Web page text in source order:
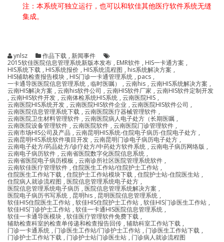
注：本系统可独立运行，也可以和软佳其他医疗软件系统无缝
集成。
ynlsz 作品下载 , 新闻事件
2015软佳医院信息管理系统新版本发布 , EMR软件 , HIS一卡通方案 ,
HIS系统下载 , HIS系统报价 , HIS系统流程图 , his系统解决方案 ,
HIS辅助检查报告模块 , HIS门诊一卡通管理系统 , pacs ,
一卡通导医医院信息管理系统 , 临时医嘱） , 云南his , 云南HIS系统解决方案 ,
云南HIS解决方案 , 云南his软件公司 , 云南HIS软件厂家 , 云南HIS软件定制开发
, 云南HIS软件开发 , 云南体检系统HIS系统 , 云南医院HIS ,
云南医院HIS系统开发 , 云南医院HIS软件企业 , 云南医院HIS软件公司 ,
云南医院信息管理系统下载 , 云南医院医疗器械管理软件 ,
云南医院卫生材料管理软件 , 云南医院病人电子处方（长期医嘱 ,
云南医院设备管理软件 , 云南医院软件 , 云南医院门诊管理软件 ,
云南市场HIS公司及产品 , 云南昆明HIS系统-住院电子病历-住院电子处方 ,
云南昆明HIS系统软件项目开发 , 云南昆明门诊电子病历电子处方 ,
云南电子处方/药品处方/诊疗处方/中药处方软件系统 , 云南电子病历网络版 ,
云南电子病历软件 , 云南省医院数字化医院信息系统 ,
云南省医院电子病历模板 , 云南诊所社区医院管理系统软件 ,
云南软佳医疗管理软件 , 住院医生工作站/住院护士工作站 ,
住院医生工作站下载 , 住院护士工作站模块下载 , 住院护士站-住院医生站 ,
住院病人就诊流程图 , 医院信息管理系统电子处方 ,
医院信息管理系统电子病历 , 医院信息管理系统解决方案 ,
医院电子病历书写系统 , 昆明his , 昆明医院信息管理系统 ,
软佳HIS住院医生工作站 , 软佳HIS住院护士工作站 , 软佳HIS门诊医生工作站 ,
软佳HIS门诊护士工作站 , 软佳一卡通HIS医院信息管理系统 ,
软佳一卡通导医模块 , 软佳医疗管理软件免费下载 ,
辅助检查科室的检查单传递和检查报告回传 , 辅助科室工作站下载 ,
门诊一卡通系统 , 门诊医生工作站/门诊护士工作站 , 门诊医生工作站下载 ,
门诊护士工作站下载 , 门诊护士站门诊医生站 , 门诊病人就诊流程图